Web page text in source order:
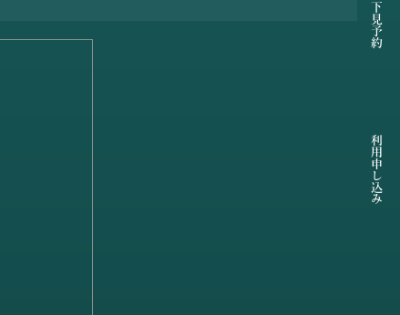
利用申し込み
下見予約